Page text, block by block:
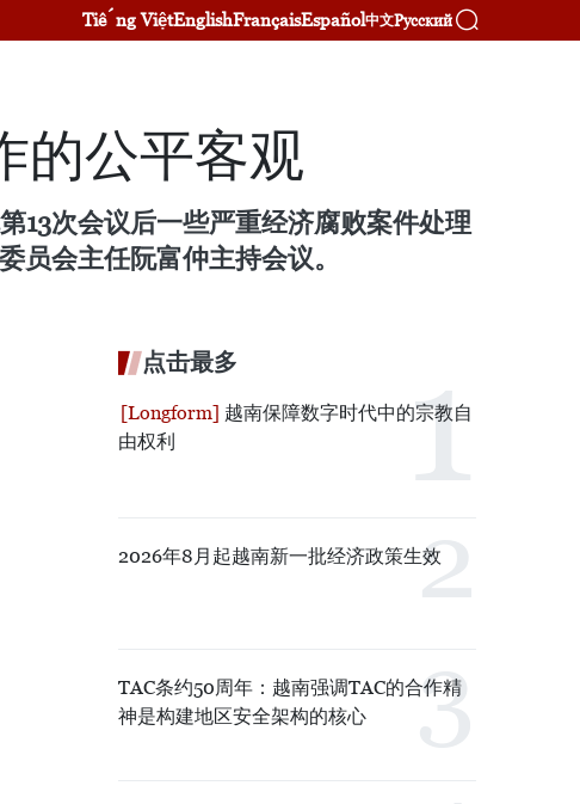
Tiếng ViệtEnglishFrançaisEspañol中文Русский
的公平客观
13次会议后一些严重经济腐败案件处理
员会主任阮富仲主持会议。
点击最多
越南保障数字时代中的宗教自
由权利
2026年8月起越南新一批经济政策生效
TAC条约50周年：越南强调TAC的合作精
神是构建地区安全架构的核心